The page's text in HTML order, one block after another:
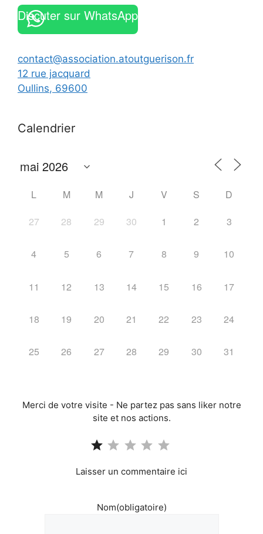
Discuter sur WhatsApp
contact@association.atoutguerison.fr
12 rue jacquard
Oullins, 69600
Calendrier
L M M J V S
D
27
28 29 30 1 2 3
4 5 6 7 8 9 10
11 12 13 14 15 16 17
18 19 20 21 22 23 24
25 26 27 28 29 30 31
Merci de votre visite - Ne partez pas sans liker notre
site et nos actions.
Laisser un commentaire ici
Nom(obligatoire)